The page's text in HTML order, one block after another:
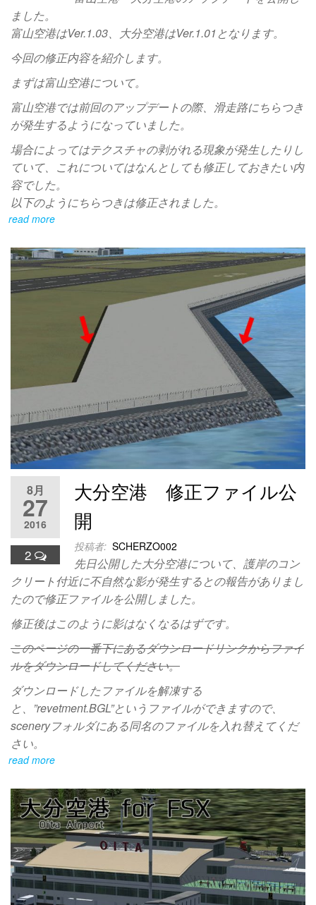
ました。
富山空港はVer.1.03、大分空港はVer.1.01となります。
今回の修正内容を紹介します。
まずは富山空港について。
富山空港では前回のアップデートの際、滑走路にちらつき
が発生するようになっていました。
場合によってはテクスチャの剥がれる現象が発生したりし
ていて、これについてはなんとしても修正しておきたい内
容でした。
以下のようにちらつきは修正されました。
read more
8月
27
2016
2
大分空港 修正ファイル公
開
投稿者: SCHERZO002
先日公開した大分空港について、護岸のコン
クリート付近に不自然な影が発生するとの報告がありまし
たので修正ファイルを公開しました。
修正後はこのように影はなくなるはずです。
このページの一番下にあるダウンロードリンクからファイ
ルをダウンロードしてください。
ダウンロードしたファイルを解凍する
と、”revetment.BGL”というファイルができますので、
sceneryフォルダにある同名のファイルを入れ替えてくだ
さい。
read more